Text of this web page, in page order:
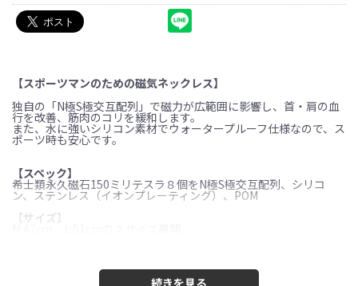
【スポーツマンのための磁気ネックレス】
独自の「N極S極交互配列」で磁力が広範囲に影響し、首・肩の血
行を改善、筋肉のコリを緩和します。
また、水に強いシリコン素材でウォータープルーフ仕様なので、ス
ポーツ時も安心です。
【スペック】
希士類永久磁石150ミリテスラ８個をN極S極交互配列、シリコ
ン、ステンレス（イオンプレーティング）、POM
【サイズ】